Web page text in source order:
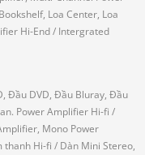
Loa Center, Loa
Hi-End/ Intergrated
Đầu DVD, Đầu Bluray, Đầu
Power Amplifier Hi-fi /
Mono Power
thanh Hi-fi / Dàn Mini Stereo,